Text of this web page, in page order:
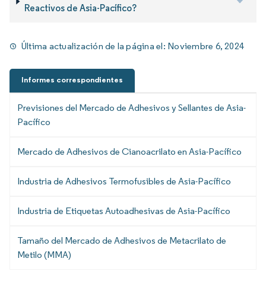
Reactivos de Asia-Pacífico?
Última actualización de la página el: Noviembre 6, 2024
Informes correspondientes
Previsiones del Mercado de Adhesivos y Sellantes de Asia-
Pacífico
Mercado de Adhesivos de Cianoacrilato en Asia-Pacífico
Industria de Adhesivos Termofusibles de Asia-Pacífico
Industria de Etiquetas Autoadhesivas de Asia-Pacífico
Tamaño del Mercado de Adhesivos de Metacrilato de
Metilo (MMA)